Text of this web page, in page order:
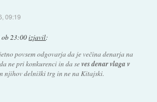
09:19
ob 23:00izjavil:
povsem odgovarja da je večina denarja na
ne pri konkurenci in da seves denar vlaga v
njihov delniški trg in ne na Kitajski.